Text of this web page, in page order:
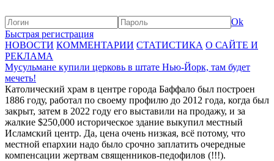
Ok
Быстрая регистрация
НОВОСТИ КОММЕНТАРИИ СТАТИСТИКА О САЙТЕ И
РЕКЛАМА
Мусульмане купили церковь в штате Нью-Йорк, там будет
мечеть!
Католический храм в центре города Баффало был построен
1886 году, работал по своему профилю до 2012 года, когда был
закрыт, затем в 2022 году его выставили на продажу, и за
жалкие $250,000 историческое здание выкупил местный
Исламский центр. Да, цена очень низкая, всё потому, что
местной епархии надо было срочно заплатить очередные
компенсации жертвам священников-педофилов (!!!).